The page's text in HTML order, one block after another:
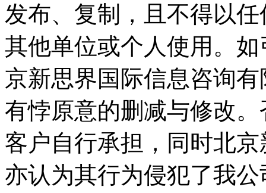
发布、复制，且不得以
其他单位或个人使用。
京新思界国际信息咨询
有悖原意的删减与修改
客户自行承担，同时北
亦认为其行为侵犯了我